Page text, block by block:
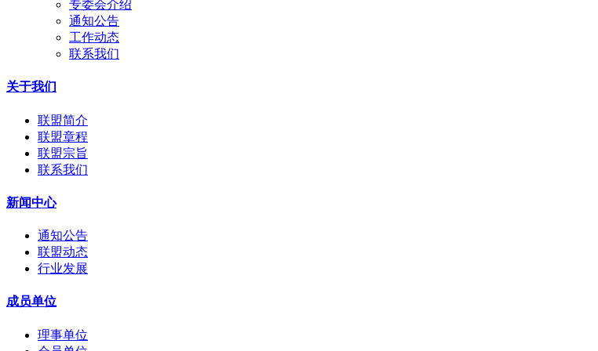
专委会介绍
通知公告
工作动态
联系我们
关于我们
联盟简介
联盟章程
联盟宗旨
联系我们
新闻中心
通知公告
联盟动态
行业发展
成员单位
理事单位